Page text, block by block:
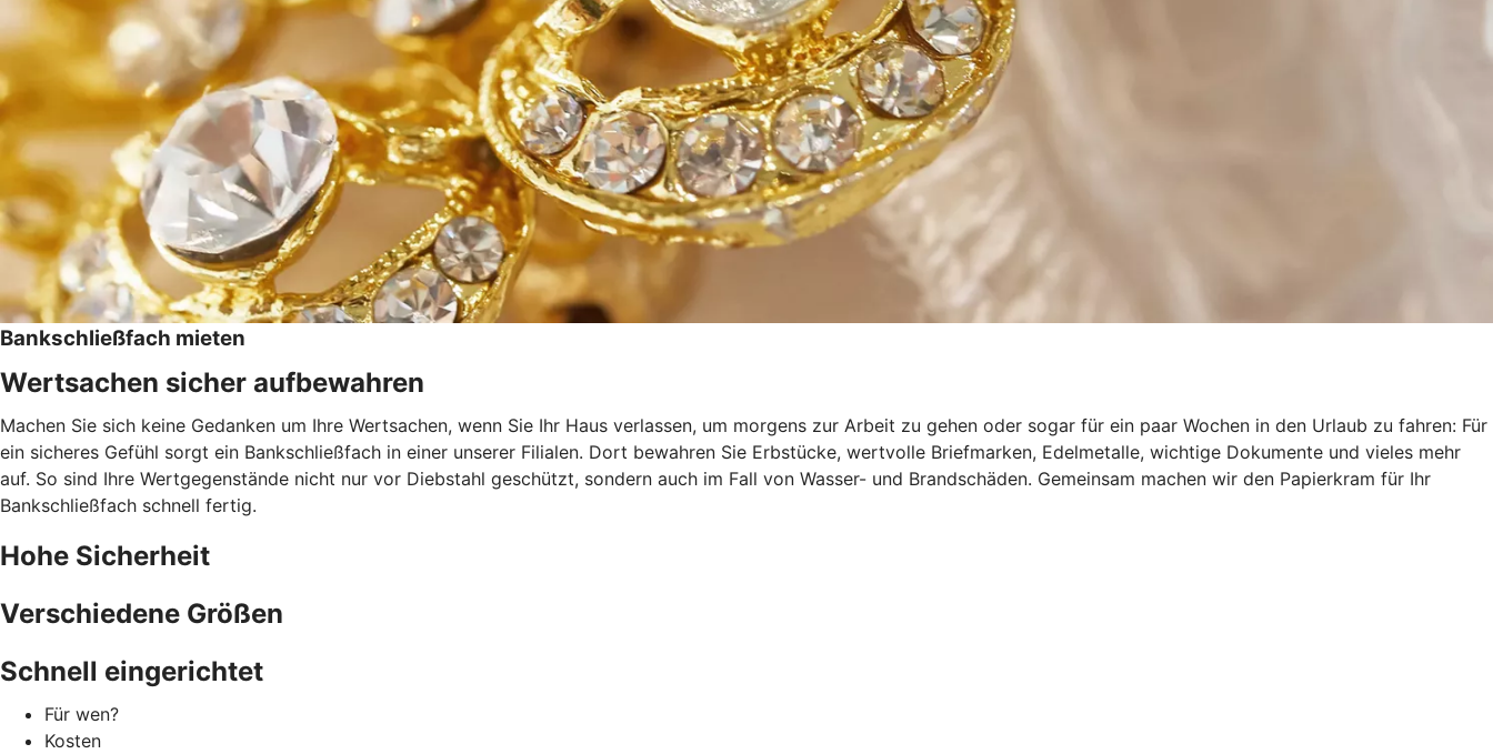
Bankschließfach mieten
Wertsachen sicher aufbewahren
Machen Sie sich keine Gedanken um Ihre Wertsachen, wenn Sie Ihr Haus verlassen, um morgens zur Arbeit zu gehen oder sogar für ein paar Wochen in den Urlaub zu fahren: Für
ein sicheres Gefühl sorgt ein Bankschließfach in einer unserer Filialen. Dort bewahren Sie Erbstücke, wertvolle Briefmarken, Edelmetalle, wichtige Dokumente und vieles mehr
auf. So sind Ihre Wertgegenstände nicht nur vor Diebstahl geschützt, sondern auch im Fall von Wasser- und Brandschäden. Gemeinsam machen wir den Papierkram für Ihr
Bankschließfach schnell fertig.
Hohe Sicherheit
Verschiedene Größen
Schnell eingerichtet
Für wen?
Kosten